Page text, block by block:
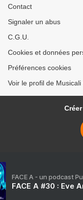
Contact
Signaler un abus
C.G.U.
Cookies et données
Préférences cookies
Voir le profil de
FACE A - un podcast
FACE A #30 : Eve